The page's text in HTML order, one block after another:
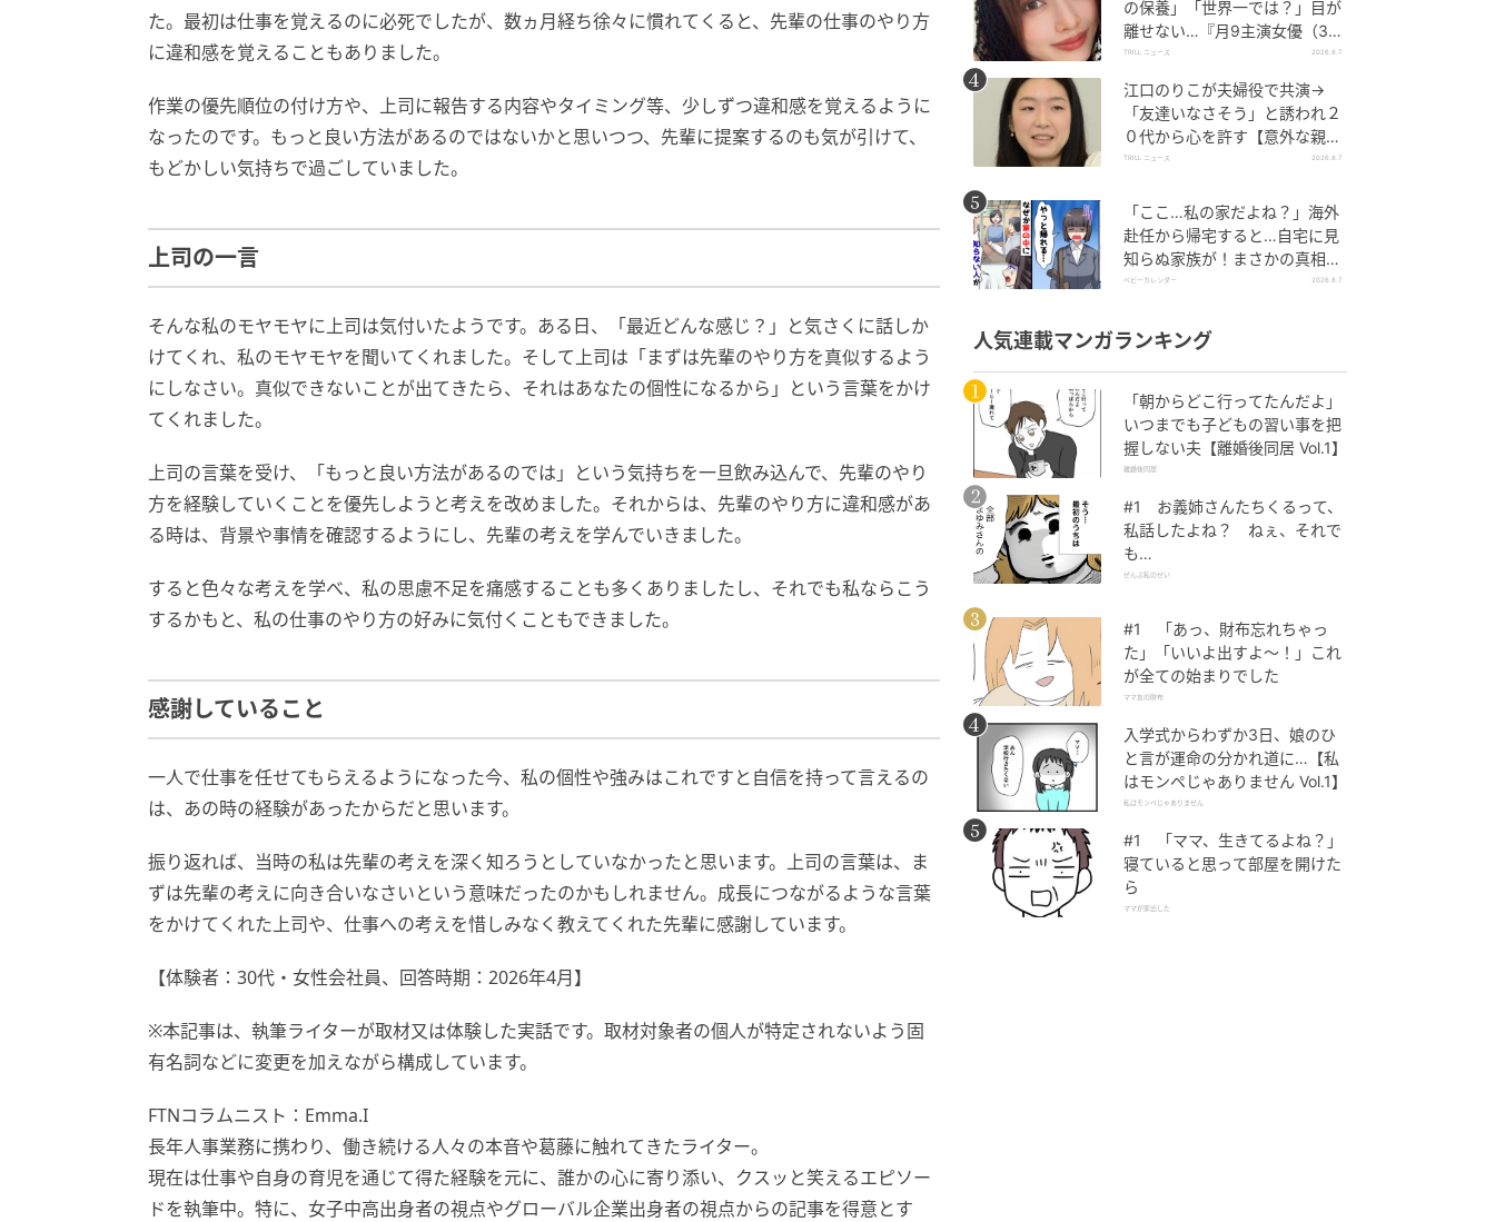
た。最初は仕事を覚えるのに必死でしたが、数ヵ月経ち徐々に慣れてくると、先輩の仕事のやり方
に違和感を覚えることもありました。
作業の優先順位の付け方や、上司に報告する内容やタイミング等、少しずつ違和感を覚えるように
なったのです。もっと良い方法があるのではないかと思いつつ、先輩に提案するのも気が引けて、
もどかしい気持ちで過ごしていました。
上司の一言
そんな私のモヤモヤに上司は気付いたようです。ある日、「最近どんな感じ？」と気さくに話しか
けてくれ、私のモヤモヤを聞いてくれました。そして上司は「まずは先輩のやり方を真似するよう
にしなさい。真似できないことが出てきたら、それはあなたの個性になるから」という言葉をかけ
てくれました。
上司の言葉を受け、「もっと良い方法があるのでは」という気持ちを一旦飲み込んで、先輩のやり
方を経験していくことを優先しようと考えを改めました。それからは、先輩のやり方に違和感があ
る時は、背景や事情を確認するようにし、先輩の考えを学んでいきました。
すると色々な考えを学べ、私の思慮不足を痛感することも多くありましたし、それでも私ならこう
するかもと、私の仕事のやり方の好みに気付くこともできました。
感謝していること
一人で仕事を任せてもらえるようになった今、私の個性や強みはこれですと自信を持って言えるの
は、あの時の経験があったからだと思います。
振り返れば、当時の私は先輩の考えを深く知ろうとしていなかったと思います。上司の言葉は、ま
ずは先輩の考えに向き合いなさいという意味だったのかもしれません。成長につながるような言葉
をかけてくれた上司や、仕事への考えを惜しみなく教えてくれた先輩に感謝しています。
【体験者：30代・女性会社員、回答時期：2026年4月】
※本記事は、執筆ライターが取材又は体験した実話です。取材対象者の個人が特定されないよう固
有名詞などに変更を加えながら構成しています。
FTNコラムニスト：Emma.I
長年人事業務に携わり、働き続ける人々の本音や葛藤に触れてきたライター。
現在は仕事や自身の育児を通じて得た経験を元に、誰かの心に寄り添い、クスッと笑えるエピソー
ドを執筆中。特に、女子中高出身者の視点やグローバル企業出身者の視点からの記事を得意とす
の保養」「世界一では？」目が
離せない…『月9主演女優（34
歳）』“極上”美ショットがすご
TRILL ニュース 2026.8.7
江口のりこが夫婦役で共演→
「友達いなさそう」と誘われ２
０代から心を許す【意外な親友
芸人】とは？
TRILL ニュース 2026.8.7
「ここ…私の家だよね？」海外
赴任から帰宅すると…自宅に見
知らぬ家族が！まさかの真相と
は！？
ベビーカレンダー 2026.8.7
人気連載マンガランキング
「朝からどこ行ってたんだよ」
いつまでも子どもの習い事を把
握しない夫【離婚後同居 Vol.1】
離婚後同居
#1 お義姉さんたちくるって、
私話したよね？ ねぇ、それで
も…
ぜんぶ私のせい
#1 「あっ、財布忘れちゃっ
た」「いいよ出すよ〜！」これ
が全ての始まりでした
ママ友の財布
入学式からわずか3日、娘のひ
と言が運命の分かれ道に…【私
はモンペじゃありません Vol.1】
私はモンペじゃありません
#1 「ママ、生きてるよね？」
寝ていると思って部屋を開けた
ら
ママが家出した